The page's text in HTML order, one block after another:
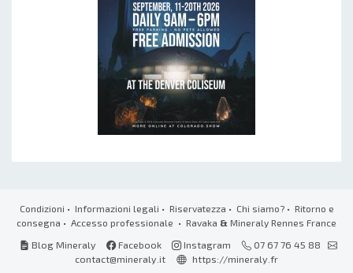
Condizioni • Informazioni legali • Riservatezza • Chi siamo?• Ritorno e
consegna • Accesso professionale • Ravaka & Mineraly Rennes France
Blog Mineraly
Facebook Instagram
07 67 76 45 88
contact@mineraly.it
https://mineraly.fr